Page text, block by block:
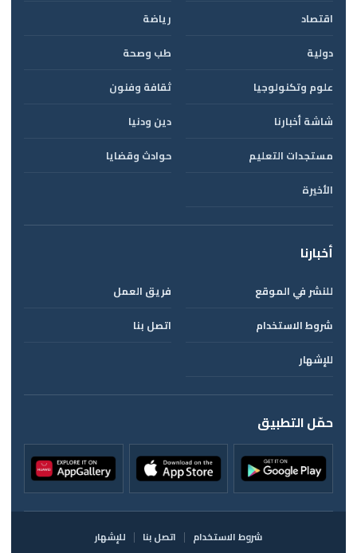
اقتصاد
رياضة
دولية
طب وصحة
علوم وتكنولوجيا
ثقافة وفنون
شاشة أخبارنا
دين ودنيا
مستجدات التعليم
حوادث وقضايا
الأخيرة
أخبارنا
للنشر في الموقع
فريق العمل
شروط الاستخدام
اتصل بنا
للإشهار
حمّل التطبيق
شروط الاستخدام اتصل بنا للإشهار